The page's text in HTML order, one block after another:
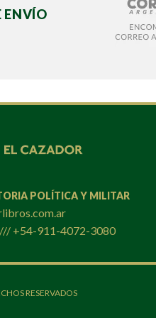
ENVÍO
POLÍTICA Y MILITAR
+54-911-4072-3080
RESERVADOS